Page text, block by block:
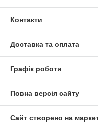
Контакти
Доставка та оплата
Графік роботи
Повна версія сайту
Сайт створено на